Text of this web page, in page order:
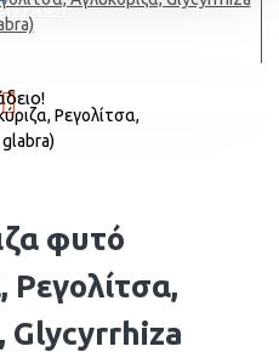
φυτό
Ρεγολίτσα,
Glycyrrhiza